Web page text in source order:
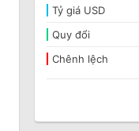
Tỷ giá USD
Quy đổi
Chênh lệch